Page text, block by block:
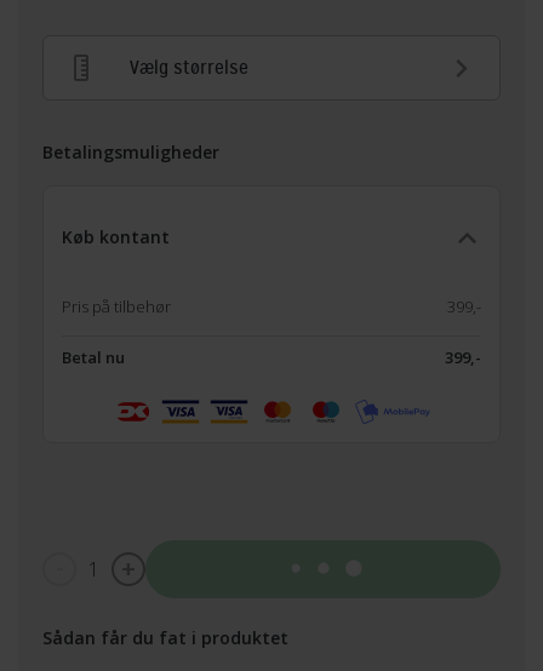
Vælg størrelse
Betalingsmuligheder
Køb kontant
Pris på tilbehør 399,-
Betal nu 399,-
1
Sådan får du fat i produktet